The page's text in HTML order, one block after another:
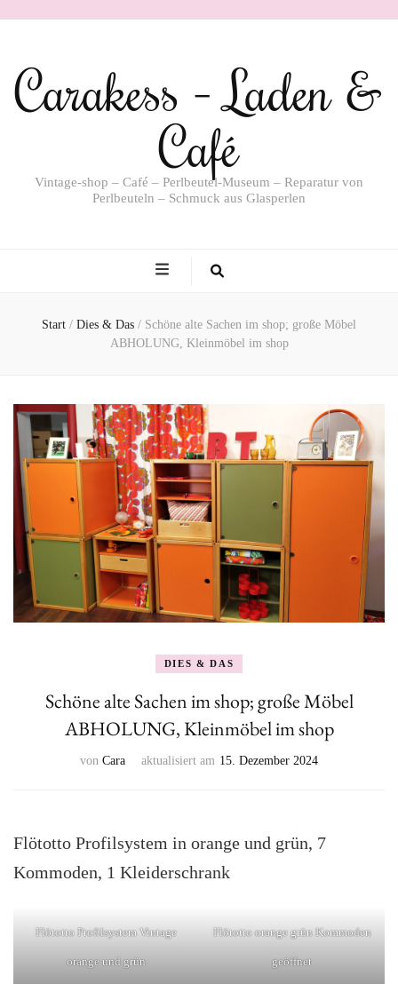
Carakess – Laden &
Café
Vintage-shop – Café – Perlbeutel-Museum – Reparatur von
Perlbeuteln – Schmuck aus Glasperlen
Start / Dies & Das / Schöne alte Sachen im shop; große Möbel
ABHOLUNG, Kleinmöbel im shop
DIES & DAS
Schöne alte Sachen im shop; große Möbel
ABHOLUNG, Kleinmöbel im shop
von Cara aktualisiert am 15. Dezember 2024
Flötotto Profilsystem in orange und grün, 7
Kommoden, 1 Kleiderschrank
Flötotto Profilsystem Vintage
orange und grün
Flötotto orange grün Kommoden
geöffnet